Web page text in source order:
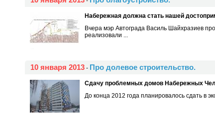
Набережная должна стать нашей
Вчера мэр Автограда Василь Шайхразиев
реализовали ...
10 января 2013 - Про долевое строительство.
Сдачу проблемных домов Набережных
До конца 2012 года планировалось сдать в